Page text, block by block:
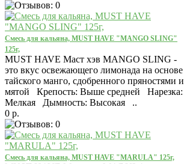
Смесь для кальяна, MUST HAVE "MANGO SLING"
125г,
MUST HAVE Маст хэв MANGO SLING -
это вкус освежающего лимонада на основе
тайского манго, сдобренного пряностями и
мятой Крепость: Выше средней Нарезка:
Мелкая Дымность: Высокая ..
0 р.
Смесь для кальяна, MUST HAVE "MARULA" 125г,